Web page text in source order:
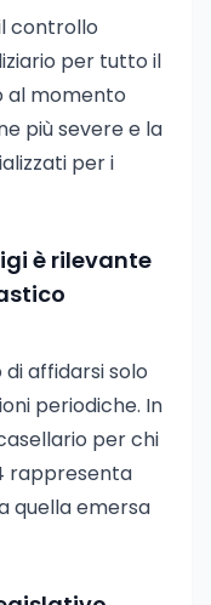
controllo
per tutto il
al momento
più severe e la
per i
è rilevante
di affidarsi solo
periodiche. In
per chi
rappresenta
quella emersa